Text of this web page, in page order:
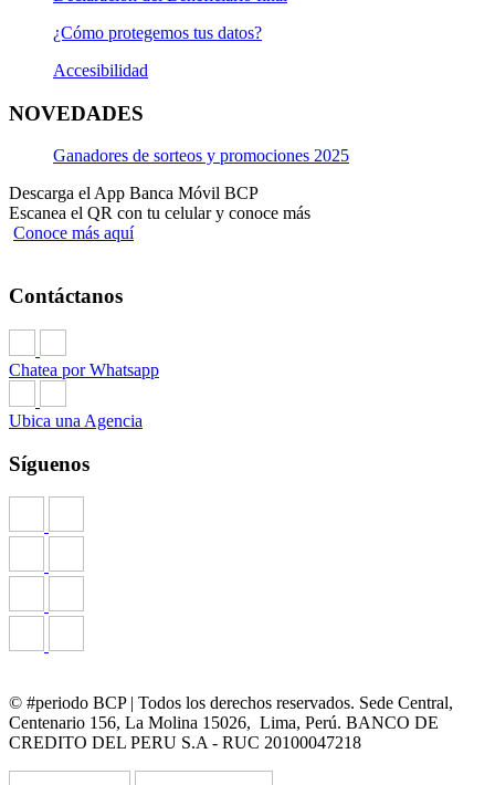
¿Cómo protegemos tus datos?
Accesibilidad
NOVEDADES
Ganadores de sorteos y promociones 2025
Descarga el App Banca Móvil BCP
Escanea el QR con tu celular y conoce más
Conoce más aquí
Contáctanos
Chatea por Whatsapp
Ubica una Agencia
Síguenos
© #periodo BCP | Todos los derechos reservados. Sede Central,
Centenario 156, La Molina 15026, Lima, Perú. BANCO DE
CREDITO DEL PERU S.A - RUC 20100047218